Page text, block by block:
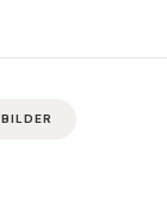
BILDER